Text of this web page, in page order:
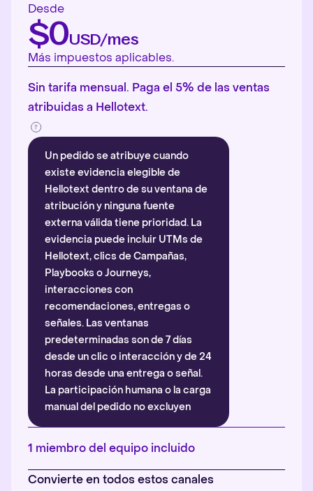
Desde
$0USD/mes
Más impuestos aplicables.
Sin tarifa mensual. Paga el 5% de las ventas
atribuidas a Hellotext.
Un pedido se atribuye cuando
existe evidencia elegible de
Hellotext dentro de su ventana de
atribución y ninguna fuente
externa válida tiene prioridad. La
evidencia puede incluir UTMs de
Hellotext, clics de Campañas,
Playbooks o Journeys,
interacciones con
recomendaciones, entregas o
señales. Las ventanas
predeterminadas son de 7 días
desde un clic o interacción y de 24
horas desde una entrega o señal.
La participación humana o la carga
manual del pedido no excluyen
automáticamente la atribución.
Más información
1 miembro del equipo incluido
Convierte en todos estos canales